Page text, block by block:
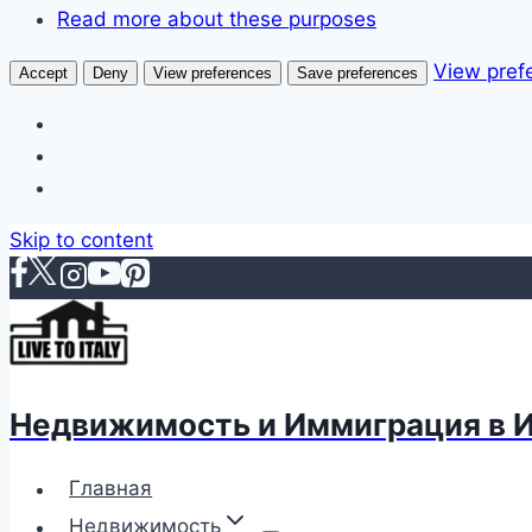
Read more about these purposes
Accept Deny View preferences Save preferences View
Skip to content
Недвижимость и Иммиграция в
Главная
Недвижимость